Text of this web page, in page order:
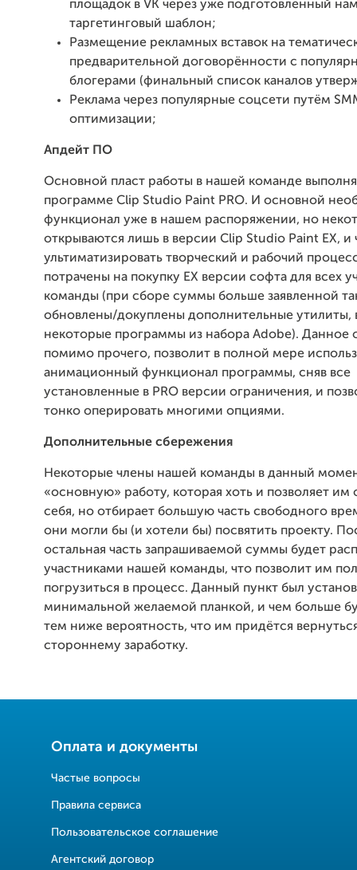
площадок в VK через уже подготовленный
таргетинговый шаблон;
Размещение рекламных вставок на
предварительной договорённости с
блогерами (финальный список каналов
Реклама через популярные соцсети путём
оптимизации;
Апдейт ПО
Основной пласт работы в нашей команде
программе Clip Studio Paint PRO. И основной
функционал уже в нашем распоряжении, но
открываются лишь в версии Clip Studio Paint EX, и
ультиматизировать творческий и рабочий
потрачены на покупку EX версии софта для всех
команды (при сборе суммы больше заявленной
обновлены/докуплены дополнительные утилиты,
некоторые программы из набора Adobe). Данное
помимо прочего, позволит в полной мере
анимационный функционал программы, сняв все
установленные в PRO версии ограничения, и
тонко оперировать многими опциями.
Дополнительные сбережения
Некоторые члены нашей команды в данный
«основную» работу, которая хоть и позволяет им
себя, но отбирает большую часть свободного
они могли бы (и хотели бы) посвятить проекту.
остальная часть запрашиваемой суммы будет
участниками нашей команды, что позволит им
погрузиться в процесс. Данный пункт был
минимальной желаемой планкой, и чем больше
тем ниже вероятность, что им придётся
стороннему заработку.
Оплата и документы
Частые вопросы
Правила сервиса
Пользовательское соглашение
Агентский договор